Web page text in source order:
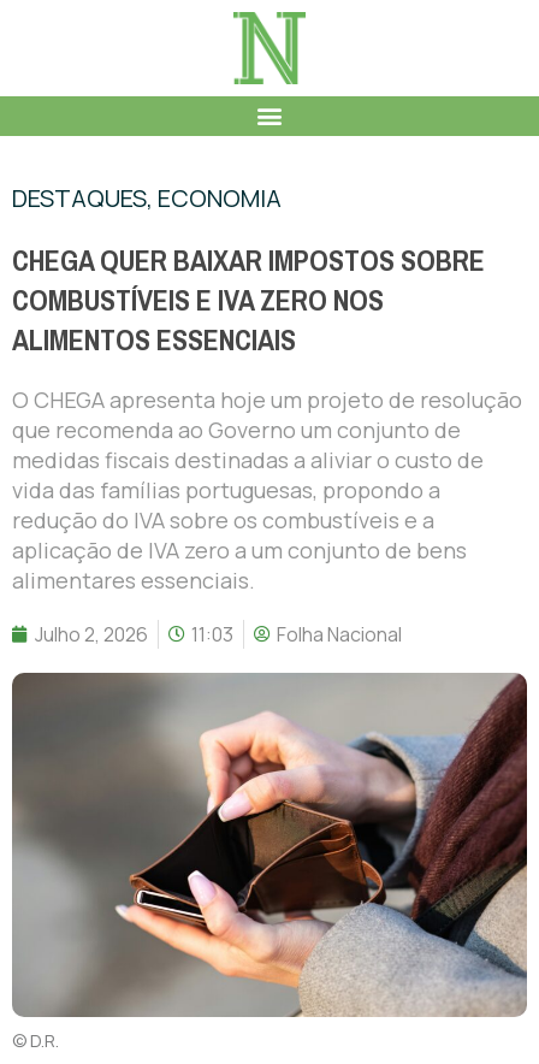
DESTAQUES, ECONOMIA
CHEGA QUER BAIXAR IMPOSTOS SOBRE
COMBUSTÍVEIS E IVA ZERO NOS
ALIMENTOS ESSENCIAIS
O CHEGA apresenta hoje um projeto de resolução
que recomenda ao Governo um conjunto de
medidas fiscais destinadas a aliviar o custo de
vida das famílias portuguesas, propondo a
redução do IVA sobre os combustíveis e a
aplicação de IVA zero a um conjunto de bens
alimentares essenciais.
Julho 2, 2026 11:03 Folha Nacional
© D.R.